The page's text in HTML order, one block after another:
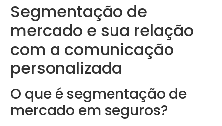
Segmentação de
mercado e sua relação
com a comunicação
personalizada
O que é segmentação de
mercado em seguros?